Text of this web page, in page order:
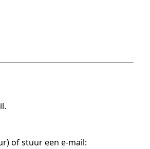
of stuur een e-mail: